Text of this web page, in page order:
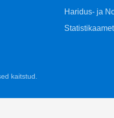
Haridus- ja
Statistikaamet
kaitstud.